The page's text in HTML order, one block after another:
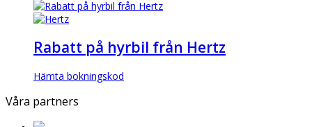
Rabatt på hyrbil från Hertz
Hämta bokningskod
Våra partners